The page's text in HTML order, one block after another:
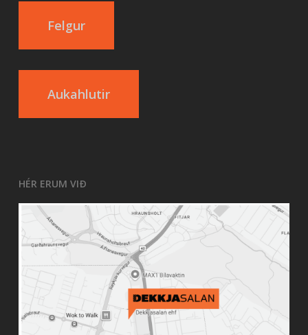
Felgur
Aukahlutir
HÉR ERUM VIÐ